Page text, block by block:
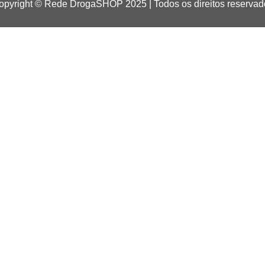
© Rede DrogaSHOP 2025 | Todos os direitos